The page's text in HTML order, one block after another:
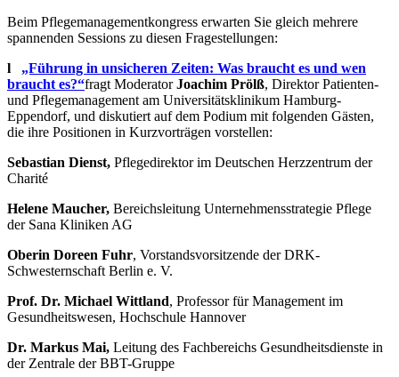
Beim Pflegemanagementkongress erwarten Sie gleich mehrere
spannenden Sessions zu diesen Fragestellungen:
l „Führung in unsicheren Zeiten: Was braucht es und wen
braucht es?“fragt ModeratorJoachim Prölß, Direktor Patienten-
und Pflegemanagement am Universitätsklinikum Hamburg-
Eppendorf, und diskutiert auf dem Podium mit folgenden Gästen,
die ihre Positionen in Kurzvorträgen vorstellen:
Sebastian Dienst, Pflegedirektor im Deutschen Herzzentrum der
Charité
Helene Maucher, Bereichsleitung Unternehmensstrategie Pflege
der Sana Kliniken AG
Oberin Doreen Fuhr, Vorstandsvorsitzende der DRK-
Schwesternschaft Berlin e. V.
Prof. Dr. Michael Wittland, Professor für Management im
Gesundheitswesen, Hochschule Hannover
Dr. Markus Mai, Leitung des Fachbereichs Gesundheitsdienste in
der Zentrale der BBT-Gruppe